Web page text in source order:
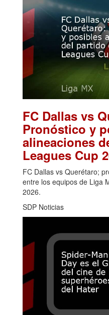
FC Dallas vs
Pronóstico y
alineaciones
Leagues Cup
FC Dallas vs Querétaro;
entre los equipos de Liga
2026.
SDP Noticias